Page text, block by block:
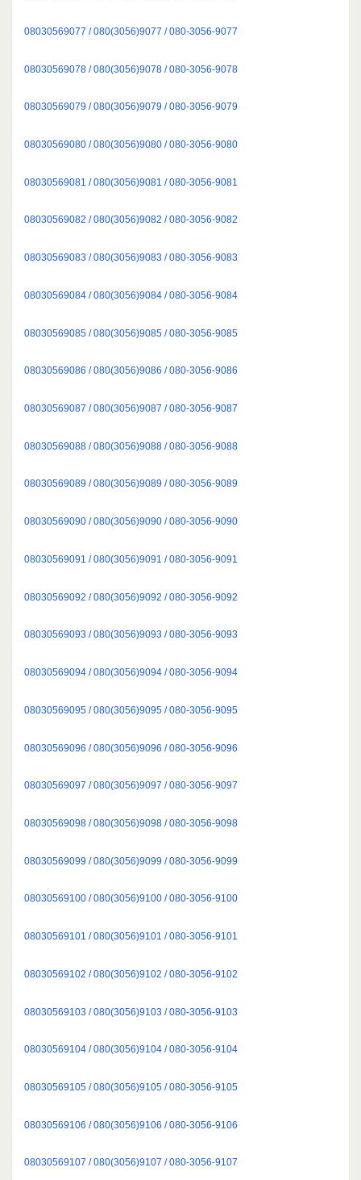
08030569077 / 080(3056)9077 / 080-3056-9077
08030569078 / 080(3056)9078 / 080-3056-9078
08030569079 / 080(3056)9079 / 080-3056-9079
08030569080 / 080(3056)9080 / 080-3056-9080
08030569081 / 080(3056)9081 / 080-3056-9081
08030569082 / 080(3056)9082 / 080-3056-9082
08030569083 / 080(3056)9083 / 080-3056-9083
08030569084 / 080(3056)9084 / 080-3056-9084
08030569085 / 080(3056)9085 / 080-3056-9085
08030569086 / 080(3056)9086 / 080-3056-9086
08030569087 / 080(3056)9087 / 080-3056-9087
08030569088 / 080(3056)9088 / 080-3056-9088
08030569089 / 080(3056)9089 / 080-3056-9089
08030569090 / 080(3056)9090 / 080-3056-9090
08030569091 / 080(3056)9091 / 080-3056-9091
08030569092 / 080(3056)9092 / 080-3056-9092
08030569093 / 080(3056)9093 / 080-3056-9093
08030569094 / 080(3056)9094 / 080-3056-9094
08030569095 / 080(3056)9095 / 080-3056-9095
08030569096 / 080(3056)9096 / 080-3056-9096
08030569097 / 080(3056)9097 / 080-3056-9097
08030569098 / 080(3056)9098 / 080-3056-9098
08030569099 / 080(3056)9099 / 080-3056-9099
08030569100 / 080(3056)9100 / 080-3056-9100
08030569101 / 080(3056)9101 / 080-3056-9101
08030569102 / 080(3056)9102 / 080-3056-9102
08030569103 / 080(3056)9103 / 080-3056-9103
08030569104 / 080(3056)9104 / 080-3056-9104
08030569105 / 080(3056)9105 / 080-3056-9105
08030569106 / 080(3056)9106 / 080-3056-9106
08030569107 / 080(3056)9107 / 080-3056-9107